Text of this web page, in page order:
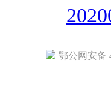
鄂公网安备